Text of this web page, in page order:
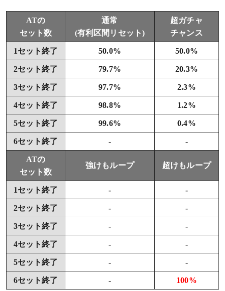
ATの
セット数
通常
(有利区間リセット)
超ガチャ
チャンス
1セット終了 50.0% 50.0%
2セット終了 79.7% 20.3%
3セット終了 97.7% 2.3%
4セット終了 98.8% 1.2%
5セット終了 99.6% 0.4%
6セット終了 - -
ATの
セット数
強けもループ 超けもループ
1セット終了 - -
2セット終了 - -
3セット終了 - -
4セット終了 - -
5セット終了 - -
6セット終了 - 100%